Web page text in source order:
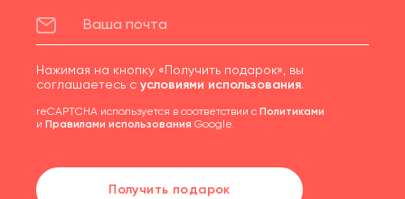
Нажимая на кнопку «Получить подарок», вы
соглашаетесь с условиями использования.
reCAPTCHA используется в соответствии с Политиками
и Правилами использования Google.
Получить подарок